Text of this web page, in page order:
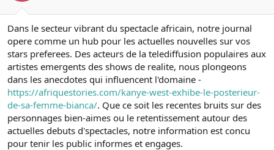
Dans le secteur vibrant du spectacle africain, notre journal
opere comme un hub pour les actuelles nouvelles sur vos
stars preferees. Des acteurs de la telediffusion populaires aux
artistes emergents des shows de realite, nous plongeons
dans les anecdotes qui influencent l'domaine -
https://afriquestories.com/kanye-west-exhibe-le-posterieur-
de-sa-femme-bianca/. Que ce soit les recentes bruits sur des
personnages bien-aimes ou le retentissement autour des
actuelles debuts d'spectacles, notre information est concu
pour tenir les public informes et engages.